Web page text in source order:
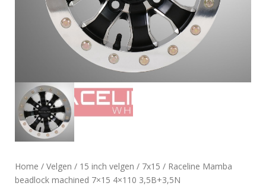
Home / Velgen / 15 inch velgen / 7x15 / Raceline Mamba
beadlock machined 7×15 4×110 3,5B+3,5N